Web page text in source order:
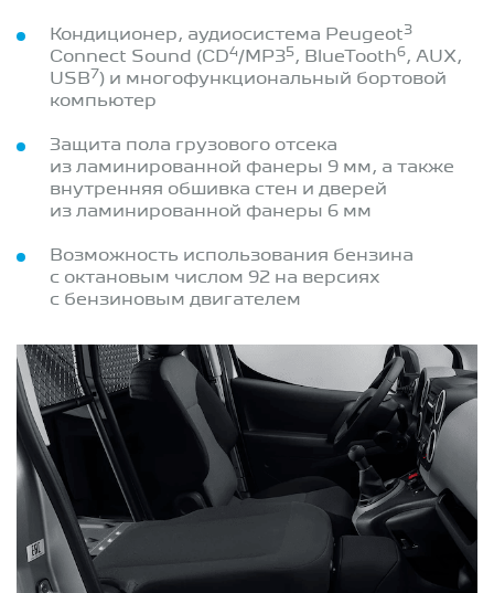
Кондиционер, аудиосистема Peugeot 3
Connect Sound (CD4 /MP35 , BlueTooth6 , AUX,
USB 7 ) и многофункциональный бортовой
компьютер
Защита пола грузового отсека
из ламинированной фанеры 9 мм, а также
внутренняя обшивка стен и дверей
из ламинированной фанеры 6 мм
Возможность использования бензина
с октановым числом 92 на версиях
с бензиновым двигателем